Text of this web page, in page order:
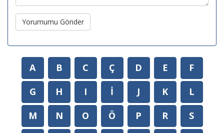
Yorumumu Gönder
A B C Ç D E
F
G
H I İ J K
L
M
N O Ö P R S